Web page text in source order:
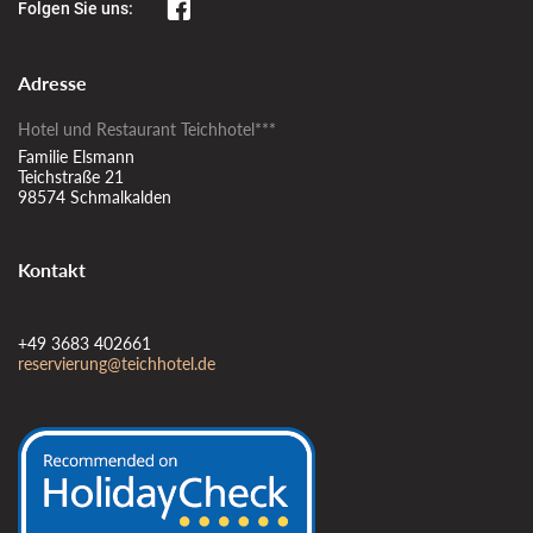
Folgen Sie uns:
Adresse
Hotel und Restaurant Teichhotel***
Familie Elsmann
Teichstraße 21
98574 Schmalkalden
Kontakt
+49 3683 402661
reservierung@teichhotel.de